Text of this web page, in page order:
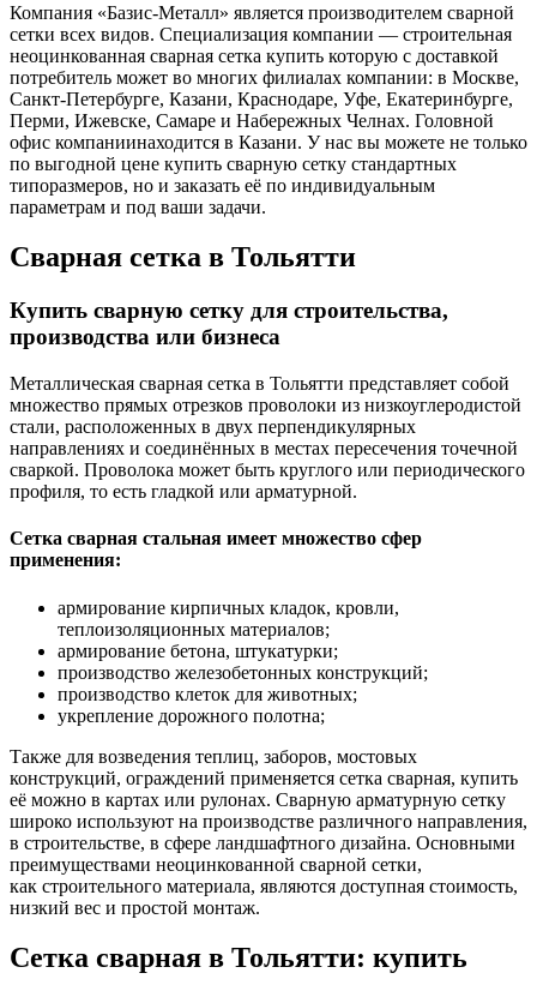
Компания «Базис-Металл» является производителем сварной
сетки всех видов. Специализация компании — строительная
неоцинкованная сварная сетка купить которую с доставкой
потребитель может во многих филиалах компании: в Москве,
Санкт-Петербурге, Казани, Краснодаре, Уфе, Екатеринбурге,
Перми, Ижевске, Самаре и Набережных Челнах. Головной
офис компаниинаходится в Казани. У нас вы можете не только
по выгодной цене купить сварную сетку стандартных
типоразмеров, но и заказать её по индивидуальным
параметрам и под ваши задачи.
Сварная сетка в Тольятти
Купить сварную сетку для строительства,
производства или бизнеса
Металлическая сварная сетка в Тольятти представляет собой
множество прямых отрезков проволоки из низкоуглеродистой
стали, расположенных в двух перпендикулярных
направлениях и соединённых в местах пересечения точечной
сваркой. Проволока может быть круглого или периодического
профиля, то есть гладкой или арматурной.
Сетка сварная стальная имеет множество сфер
применения:
армирование кирпичных кладок, кровли,
теплоизоляционных материалов;
армирование бетона, штукатурки;
производство железобетонных конструкций;
производство клеток для животных;
укрепление дорожного полотна;
Также для возведения теплиц, заборов, мостовых
конструкций, ограждений применяется сетка сварная, купить
её можно в картах или рулонах. Сварную арматурную сетку
широко используют на производстве различного направления,
в строительстве, в сфере ландшафтного дизайна. Основными
преимуществами неоцинкованной сварной сетки,
как строительного материала, являются доступная стоимость,
низкий вес и простой монтаж.
Сетка сварная в Тольятти: купить